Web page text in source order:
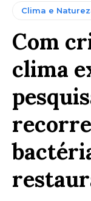
Clima e
Com
clima